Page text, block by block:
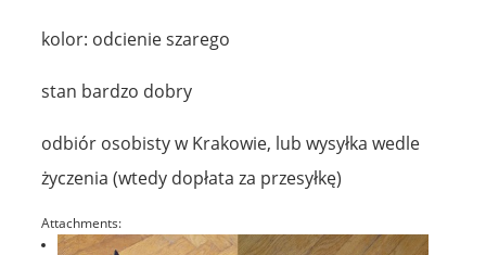
kolor: odcienie szarego
stan bardzo dobry
odbiór osobisty w Krakowie, lub wysyłka wedle
życzenia (wtedy dopłata za przesyłkę)
Attachments: